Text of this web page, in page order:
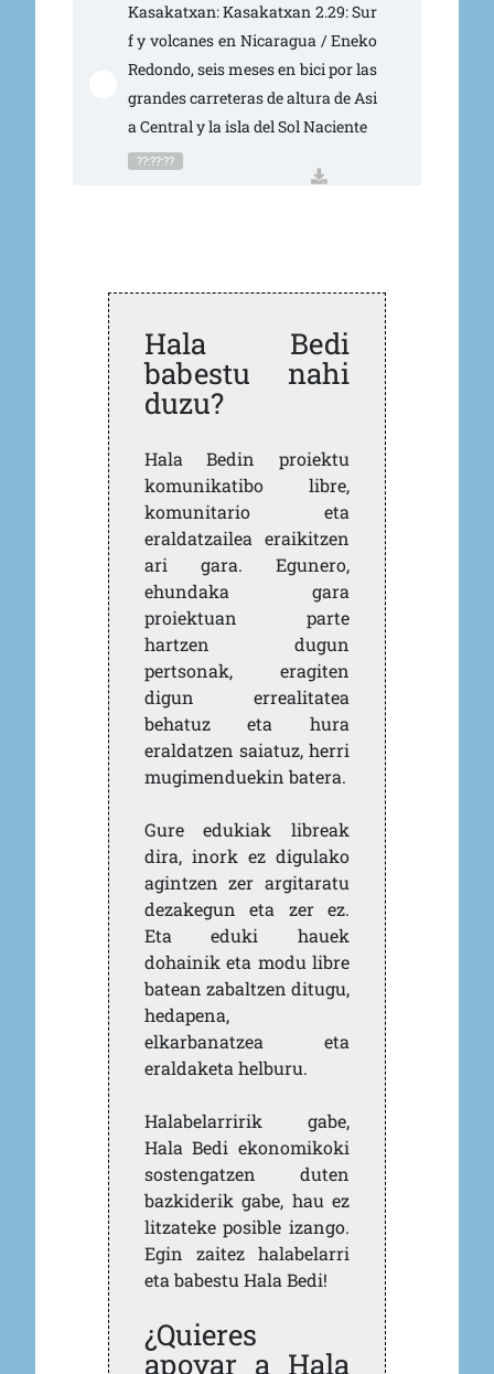
Kasakatxan: Kasakatxan 2.29: Sur
f y volcanes en Nicaragua / Eneko
Redondo, seis meses en bici por las
grandes carreteras de altura de Asi
a Central y la isla del Sol Naciente
??:??:??
Hala Bedi
babestu nahi
duzu?
Hala Bedin proiektu
komunikatibo libre,
komunitario eta
eraldatzailea eraikitzen
ari gara. Egunero,
ehundaka gara
proiektuan parte
hartzen dugun
pertsonak, eragiten
digun errealitatea
behatuz eta hura
eraldatzen saiatuz, herri
mugimenduekin batera.
Gure edukiak libreak
dira, inork ez digulako
agintzen zer argitaratu
dezakegun eta zer ez.
Eta eduki hauek
dohainik eta modu libre
batean zabaltzen ditugu,
hedapena,
elkarbanatzea eta
eraldaketa helburu.
Halabelarririk gabe,
Hala Bedi ekonomikoki
sostengatzen duten
bazkiderik gabe, hau ez
litzateke posible izango.
Egin zaitez halabelarri
eta babestu Hala Bedi!
¿Quieres
apoyar a Hala